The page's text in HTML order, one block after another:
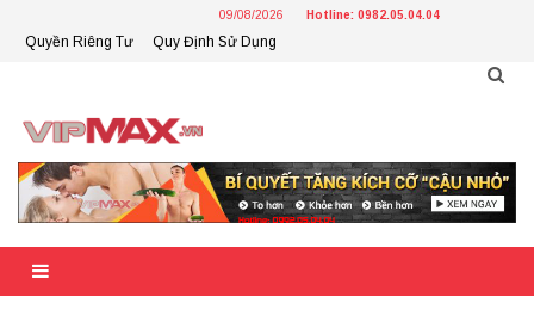
content
09/08/2026 Hotline: 0982.05.04.04
Quyền Riêng Tư Quy Định Sử Dụng